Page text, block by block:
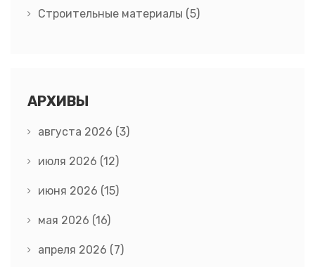
Строительные материалы (5)
АРХИВЫ
августа 2026 (3)
июля 2026 (12)
июня 2026 (15)
мая 2026 (16)
апреля 2026 (7)